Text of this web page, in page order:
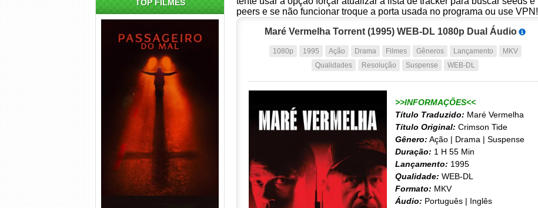
peers e se não funcionar troque a porta usada no programa ou use VPN!
Maré Vermelha Torrent (1995) WEB-DL 1080p Dual Áudio
1080p 1995 Ação Drama Filmes Gêneros Lançamento
MKV
Qualidades
Resolução Suspense WEB-DL
>>INFORMAÇÕES<<
Título Traduzido: Maré Vermelha
Título Original: Crimson Tide
Gênero: Ação | Drama | Suspense
Duração: 1 H 55 Min
Lançamento: 1995
Qualidade: WEB-DL
Formato: MKV
Áudio: Português | Inglês
TOP FILMES
Passageiro do Mal Torrent
(2026) WEB-DL 1080p Dual
Áudio